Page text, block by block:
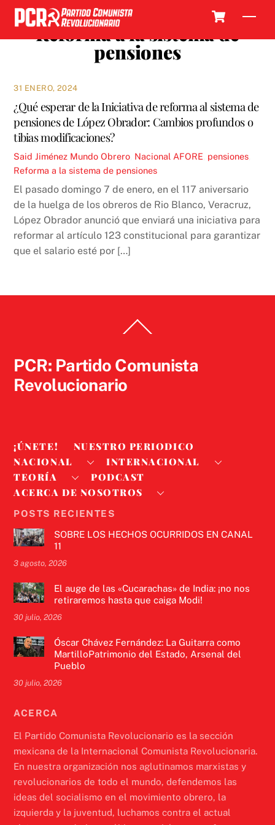
Skip
contentReforma a la sistema de
pensiones
31 ENERO, 2024
¿Qué esperar de la Iniciativa de reforma al sistema de
pensiones de López Obrador: Cambios profundos o
tibias modificaciones?
Said Jiménez Mundo Obrero Nacional AFORE pensiones
Reforma a la sistema de pensiones
El pasado domingo 7 de enero, en el 117 aniversario
de la huelga de los obreros de Rio Blanco, Veracruz,
López Obrador anunció que enviará una iniciativa para
reformar al artículo 123 constitucional para garantizar
que el salario esté por […]
To
PCR: Partido Comunista
Revolucionario
¡ÚNETE!
NUESTRO PERIODICO
NACIONAL
INTERNACIONAL
TEORÍA
PODCAST
ACERCA DE NOSOTROS
POSTS RECIENTES
SOBRE LOS HECHOS OCURRIDOS EN CANAL
11
3 agosto, 2026
El auge de las «Cucarachas» de India: ¡no nos
retiraremos hasta que caiga Modi!
30 julio, 2026
Óscar Chávez Fernández: La Guitarra como
MartilloPatrimonio del Estado, Arsenal del
Pueblo
30 julio, 2026
ACERCA
El Partido Comunista Revolucionario es la sección
mexicana de la Internacional Comunista Revolucionaria.
En nuestra organización nos aglutinamos marxistas y
revolucionarios de todo el mundo, defendemos las
ideas del socialismo en el movimiento obrero, la
izquierda y la juventud, luchamos contra el actual